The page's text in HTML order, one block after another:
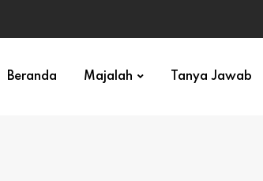
Beranda Majalah Tanya Jawab